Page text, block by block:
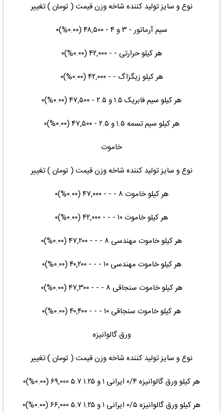
نوع و سایز تولید کننده شاخه وزن قیمت ( تومان ) تغییر
سیم آرماتور - ۳ و ۴ - ۴۸,۵۰۰ (۰.۰۰%)۰
هر کیلو حرارتی - - ۴۲,۰۰۰ (۰.۰۰%)۰
هر کیلو زیگزاگ - - ۴۲,۰۰۰ (۰.۰۰%)۰
هر کیلو سیم فابریک ۱.۵ و ۲.۵ - ۴۷,۵۰۰ (۰.۰۰%)۰
هر کیلو سیم تسمه ۱.۵ و ۲.۵ - ۴۷,۵۰۰ (۰.۰۰%)۰
خاموت
نوع و سایز تولید کننده شاخه وزن قیمت ( تومان ) تغییر
هر کیلو خاموت ۸ - - - ۴۷,۰۰۰ (۰.۰۰%)۰
هر کیلو خاموت ۱۰ - - - ۴۲,۰۰۰ (۰.۰۰%)۰
هر کیلو خاموت مهندسی ۸ - - - ۴۷,۲۰۰ (۰.۰۰%)۰
هر کیلو خاموت مهندسی ۱۰ - - - ۴۰,۲۰۰ (۰.۰۰%)۰
هر کیلو خاموت سنجاقی ۸ - - - ۴۷,۳۰۰ (۰.۰۰%)۰
هر کیلو خاموت سنجاقی ۱۰ - - - ۴۰,۴۰۰ (۰.۰۰%)۰
ورق گالوانیزه
نوع و سایز تولید کننده شاخه وزن قیمت ( تومان ) تغییر
هر کیلو ورق گالوانیزه ۰/۴ ایرانی ۱ و ۱.۲۵ ۵.۷ ۶۹,۰۰۰ (۰.۰۰%)۰
هر کیلو ورق گالوانیزه ۰/۵ ایرانی ۱ و ۱.۲۵ ۵.۷ ۶۶,۰۰۰ (۰.۰۰%)۰